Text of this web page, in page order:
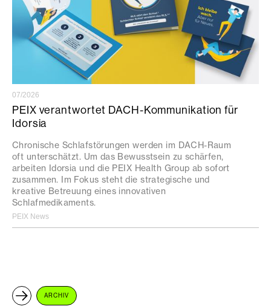
07/2026
PEIX verantwortet DACH-Kommunikation für
Idorsia
Chronische Schlafstörungen werden im DACH-Raum
oft unterschätzt. Um das Bewusstsein zu schärfen,
arbeiten Idorsia und die PEIX Health Group ab sofort
zusammen. Im Fokus steht die strategische und
kreative Betreuung eines innovativen
Schlafmedikaments.
PEIX News
ARCHIV